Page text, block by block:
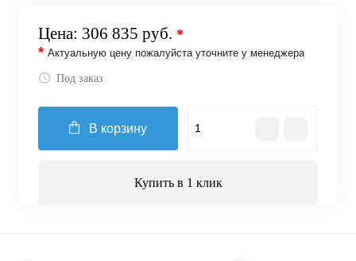
Цена: 306 835 руб. *
* Актуальную цену пожалуйста уточните у менеджера
Под заказ
В корзину
Купить в 1 клик